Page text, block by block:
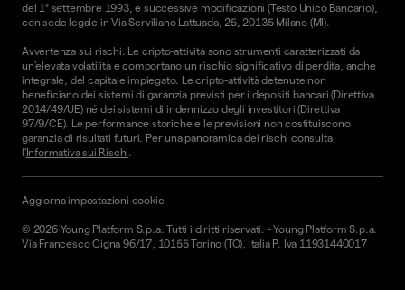
del 1° settembre 1993, e successive modificazioni (Testo Unico Bancario),
con sede legale in Via Serviliano Lattuada, 25, 20135 Milano (MI).
Avvertenza sui rischi. Le cripto-attività sono strumenti caratterizzati da
un'elevata volatilità e comportano un rischio significativo di perdita, anche
integrale, del capitale impiegato. Le cripto-attività detenute non
beneficiano dei sistemi di garanzia previsti per i depositi bancari (Direttiva
2014/49/UE) né dei sistemi di indennizzo degli investitori (Direttiva
97/9/CE). Le performance storiche e le previsioni non costituiscono
garanzia di risultati futuri. Per una panoramica dei rischi consulta
l'Informativa sui Rischi.
© 2026 Young Platform S.p.a. Tutti i diritti riservati. -Young Platform S.p.a.
Via Francesco Cigna 96/17, 10155 Torino (TO), Italia P. Iva 11931440017
Aggiorna impostazioni cookie